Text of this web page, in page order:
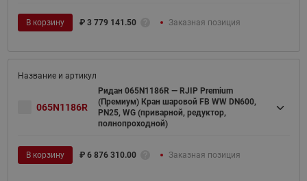
В корзину ₽ 3 779 141.50 Заказная позиция
065N1186R
Ридан 065N1186R — RJIP Premium
(Премиум) Кран шаровой FB WW DN600,
PN25, WG (приварной, редуктор,
полнопроходной)
В корзину ₽ 6 876 310.00 Заказная позиция